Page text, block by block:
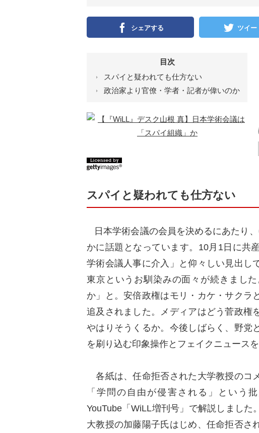
シェアする ツイー
目次
スパイと疑われても仕方ない
政治家より官僚・学者・記者が偉いのか
スパイと疑われても仕方ない
日本学術会議の会員を決めるにあたり
かに話題となっています。10月1日に共
学術会議人事に介入」と仰々しい見出し
東京というお馴染みの面々が続きまし
か」と。安倍政権はモリ・カケ・サクラ
追及されました。メディアはどう菅政権
やはりそうくるか。今後しばらく、野党
を刷り込む印象操作とフェイクニュース
各紙は、任命拒否された大学教授のコ
「学問の自由が侵害される」という
YouTube「WiLL増刊号」で解説しまし
大教授の加藤陽子氏はじめ、任命拒否さ